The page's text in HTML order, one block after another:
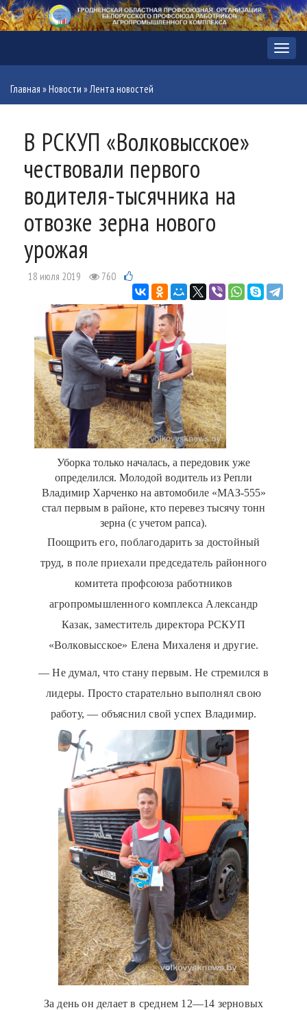
Меню
Главная »Новости »Лента новостей
В РСКУП «Волковысское»
чествовали первого
водителя-тысячника на
отвозке зерна нового
урожая
18 июля 2019 760
Уборка только началась, а передовик уже
определился. Молодой водитель из Репли
Владимир Харченко на автомобиле «МАЗ-555»
стал первым в районе, кто перевез тысячу тонн
зерна (с учетом рапса).
Поощрить его, поблагодарить за достойный
труд, в поле приехали председатель районного
комитета профсоюза работников
агропромышленного комплекса Александр
Казак, заместитель директора РСКУП
«Волковысское» Елена Михаленя и другие.
— Не думал, что стану первым. Не стремился в
лидеры. Просто старательно выполнял свою
работу, — объяснил свой успех Владимир.
За день он делает в среднем 12—14 зерновых